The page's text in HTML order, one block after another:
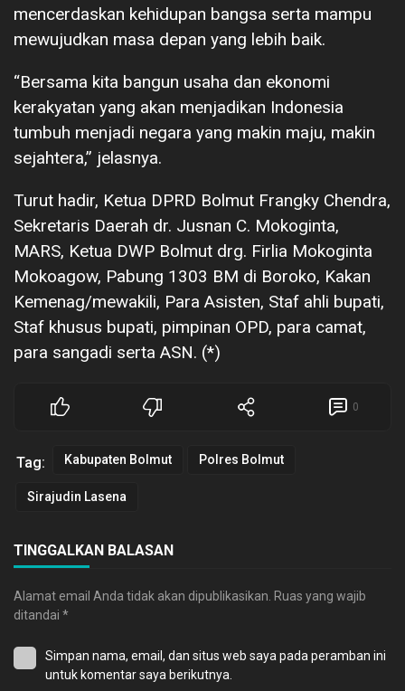
mencerdaskan kehidupan bangsa serta mampu
mewujudkan masa depan yang lebih baik.
“Bersama kita bangun usaha dan ekonomi
kerakyatan yang akan menjadikan Indonesia
tumbuh menjadi negara yang makin maju, makin
sejahtera,” jelasnya.
Turut hadir, Ketua DPRD Bolmut Frangky Chendra,
Sekretaris Daerah dr. Jusnan C. Mokoginta,
MARS, Ketua DWP Bolmut drg. Firlia Mokoginta
Mokoagow, Pabung 1303 BM di Boroko, Kakan
Kemenag/mewakili, Para Asisten, Staf ahli bupati,
Staf khusus bupati, pimpinan OPD, para camat,
para sangadi serta ASN. (*)
0
Tag: Kabupaten Bolmut Polres Bolmut
Sirajudin Lasena
TINGGALKAN BALASAN
Alamat email Anda tidak akan dipublikasikan. Ruas yang wajib
ditandai *
Simpan nama, email, dan situs web saya pada peramban ini
untuk komentar saya berikutnya.